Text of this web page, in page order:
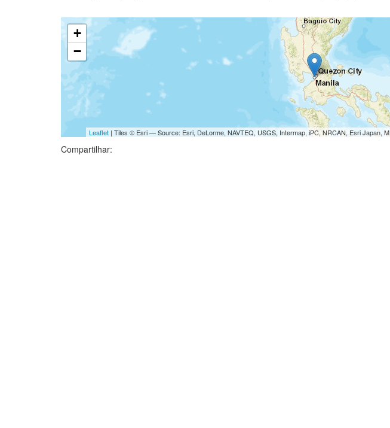
+
−
Leaflet| Tiles © Esri — Source: Esri, DeLorme, NAVTEQ, USGS, Intermap, iPC, NRCAN, Esri Japan,
Compartilhar: